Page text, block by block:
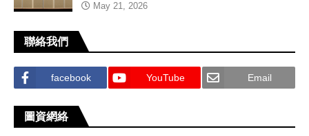
May 21, 2026
聯絡我們
facebook YouTube Email
圖資網絡